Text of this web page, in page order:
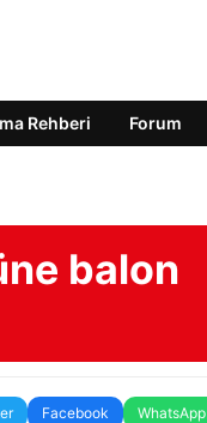
Rehberi Forum
balon
Facebook WhatsApp